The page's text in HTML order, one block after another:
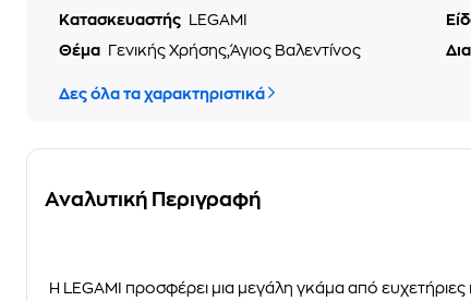
Κατασκευαστής LEGAMI
Θέμα
Γενικής Χρήσης,Άγιος Βαλεντίνος
Δες όλα τα χαρακτηριστικά
Αναλυτική Περιγραφή
Η LEGAMI προσφέρει μια μεγάλη γκάμα από ευχετήριες